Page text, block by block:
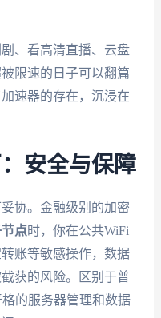
、看高清直播、云盘
限速的日子可以翻篇
速器的存在，沉浸在
安全与保障
协。金融级别的加密
点时，你在公共WiFi
账等敏感操作，数据
获的风险。区别于普
的服务器管理和数据